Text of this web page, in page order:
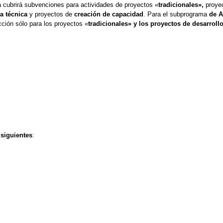
cubrirá subvenciones para actividades de proyectos «tradicionales»,
técnicay proyectos de creación de capacidad . Para el subprograma de
sólo para los proyectos «tradicionales» y los proyectos de
: